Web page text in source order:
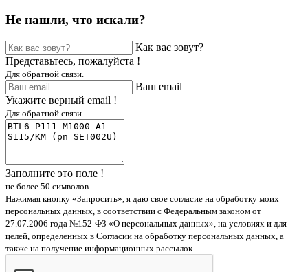
Не нашли, что искали?
Как вас зовут?
Представьтесь, пожалуйста !
Для обратной связи.
Ваш email
Укажите верный email !
Для обратной связи.
Заполните это поле !
не более 50 символов.
Нажимая кнопку «Запросить», я даю свое согласие на обработку моих
персональных данных, в соответствии с Федеральным законом от
27.07.2006 года №152-ФЗ «О персональных данных», на условиях и для
целей, определенных в Согласии на обработку персональных данных, а
также на получение информационных рассылок.